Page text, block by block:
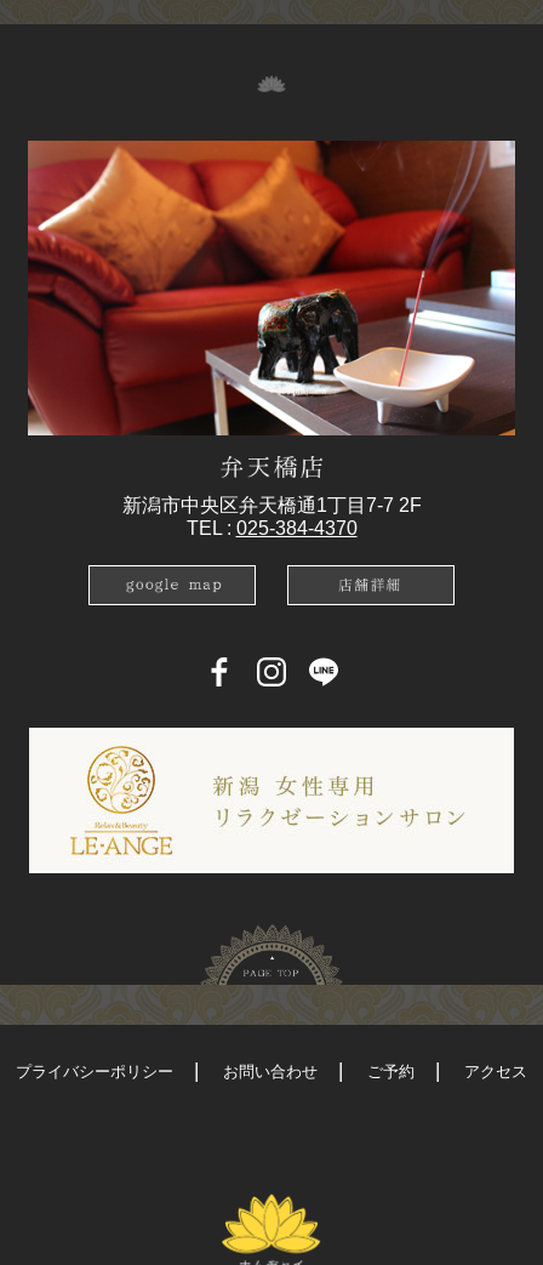
新潟市中央区弁天橋通1丁目7-7 2F
TEL : 025-384-4370
プライバシーポリシー お問い合わせ ご予約 アクセス